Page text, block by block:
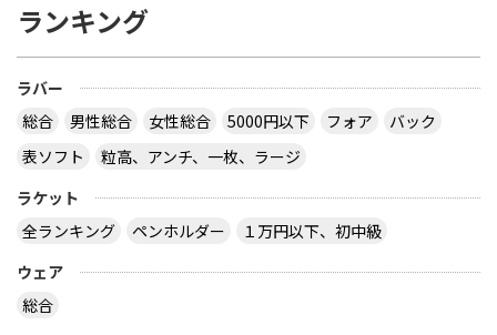
ランキング
ラバー
総合
男性総合 女性総合 5000円以下 フォア
バック
表ソフト
粒高、アンチ、一枚、ラージ
ラケット
全ランキング
ペンホルダー
１万円以下、初中級
ウェア
総合